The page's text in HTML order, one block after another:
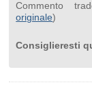
Commento
originale)
Consiglieresti